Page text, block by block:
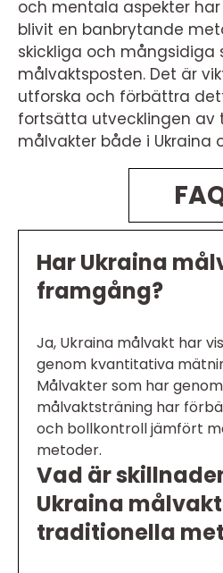
och mentala aspekter
blivit en banbrytande
skickliga och mångsidiga
målvaktsposten. Det är
utforska och förbättra
fortsätta utvecklingen av
målvakter både i Ukraina
Har Ukraina
framgång?
Ja, Ukraina målvakt har
genom kvantitativa
Målvakter som har
målvaktsträning har
och bollkontroll jämfört
metoder.
Vad är
Ukraina
traditionella